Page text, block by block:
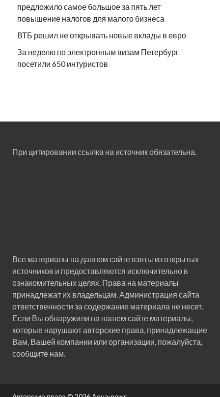
предложило самое большое за пять лет
повышение налогов для малого бизнеса
ВТБ решил не открывать новые вклады в евро
За неделю по электронным визам Петербург
посетили 650 интуристов
При цитировании ссылка на источник обязательна.
Все материалы на данном сайте взяты из открытых
источников и предоставляются исключительно в
ознакомительных целях. Права на материалы
принадлежат их владельцам. Администрация сайта
ответственности за содержание материала не несет.
Если Вы обнаружили на нашем сайте материалы,
которые нарушают авторские права, принадлежащие
Вам, Вашей компании или организации, пожалуйста,
сообщите нам.